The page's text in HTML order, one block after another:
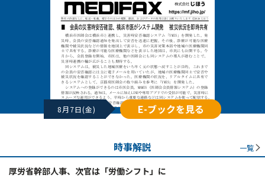
8月7日(金) E-ブックを見る
時事解説 一覧
厚労省幹部人事、次官は「労働シフト」に